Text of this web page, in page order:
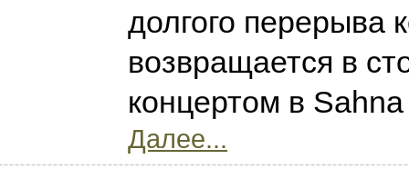
долгого перерыва
возвращается в
концертом в
Далее...